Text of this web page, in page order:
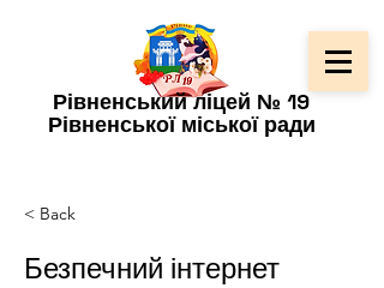
Рівненський ліцей № 19
Рівненської міської ради
< Back
Безпечний інтернет